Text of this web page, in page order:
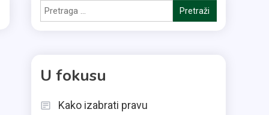
Pretraga
za:
U fokusu
Kako izabrati pravu